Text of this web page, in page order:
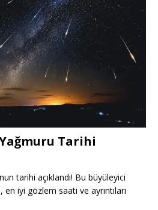
Tarihi
tarihi açıklandı! Bu büyüleyici
en iyi gözlem saati ve ayrıntıları